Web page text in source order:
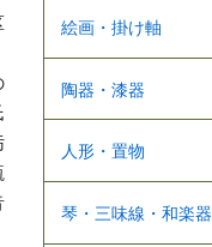
絵画・掛け軸
陶器・漆器
人形・置物
琴・三味線・和楽器